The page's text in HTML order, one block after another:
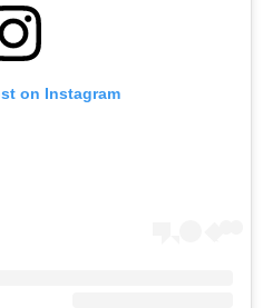
on Instagram